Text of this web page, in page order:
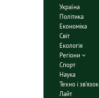
Україна
Політика
Економіка
Світ
Екологія
Регіони
Спорт
Наука
Техно і зв'язок
Лайт